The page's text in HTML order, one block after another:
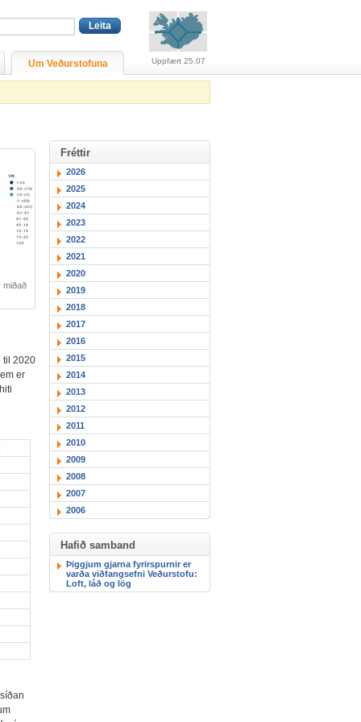
miðað
til 2020
er
Fréttir
2026
2025
2024
2023
2022
2021
2020
2019
2018
2017
2016
2015
2014
2013
2012
2011
2010
2009
2008
2007
2006
Hafið samband
Þiggjum gjarna fyrirspurnir er
varða viðfangsefni Veðurstofu:
Loft, láð og lög
Um Veðurstofuna Uppfært 25.07